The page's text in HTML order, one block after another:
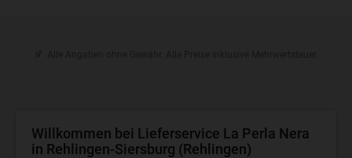
Willkommen bei Lieferservice La Perla Nera
in Rehlingen-Siersburg (Rehlingen)